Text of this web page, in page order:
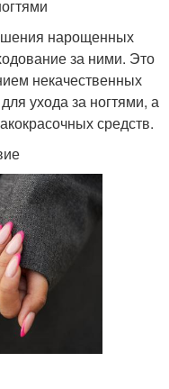
нарощенных
за ними. Это
некачественных
ухода за ногтями, а
средств.